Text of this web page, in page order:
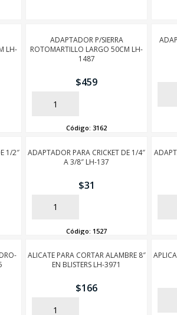
LH-
ADAPTADOR P/SIERRA
ROTOMARTILLO LARGO 50CM LH-
1487
$459
AÑADIR
Código:3162
1/2″
ADAPTADOR PARA CRICKET DE 1/4″
A 3/8″ LH-137
$31
AÑADIR
Código:1527
ALICATE PARA CORTAR ALAMBRE 8″
EN BLISTERS LH-3971
$166
AÑADIR